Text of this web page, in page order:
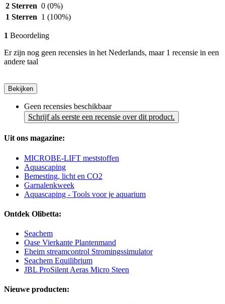
2 Sterren 0 (0%)
1 Sterren 1 (100%)
1 Beoordeling
Er zijn nog geen recensies in het Nederlands, maar 1 recensie in een
andere taal
Bekijken
Geen recensies beschikbaar
Schrijf als eerste een recensie over dit product.
Uit ons magazine:
MICROBE-LIFT meststoffen
Aquascaping
Bemesting, licht en CO2
Garnalenkweek
Aquascaping - Tools voor je aquarium
Ontdek Olibetta:
Seachem
Oase Vierkante Plantenmand
Eheim streamcontrol Stromingssimulator
Seachem Equilibrium
JBL ProSilent Aeras Micro Steen
Nieuwe producten: